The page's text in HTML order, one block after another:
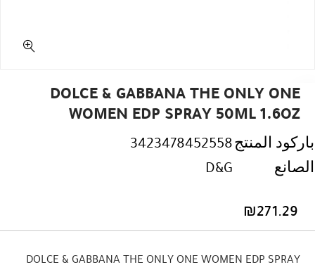
DOLCE & GABBANA THE ONLY ONE
WOMEN EDP SPRAY 50ML 1.6OZ
باركود المنتج3423478452558
الصانع
D&G
₪271.29
DOLCE & GABBANA THE ONLY ONE WOMEN EDP SPRAY